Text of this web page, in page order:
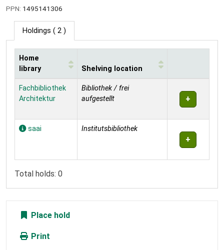
PPN: 1495141306
Holdings ( 2 )
Holdings
Home
library
Shelving location
Fachbibliothek
Architektur
Bibliothek / frei
aufgestellt
saai Institutsbibliothek
Total holds: 0
Place hold
Print